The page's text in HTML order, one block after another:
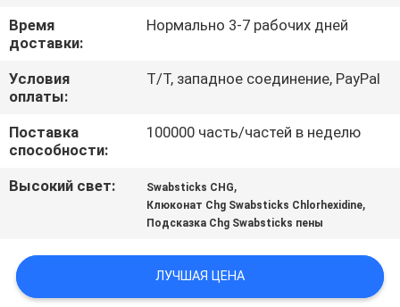
СПРОСИТЕ
ЦИТАТУ
КАРТА
САЙТА
POLICY
Время
доставки:
Нормально 3-7 рабочих дней
Условия
оплаты:
T/T, западное соединение, PayPal
Поставка
способности:
100000 часть/частей в неделю
Высокий свет: Swabsticks CHG,
Клюконат Chg Swabsticks Chlorhexidine,
Подсказка Chg Swabsticks пены
ЛУЧШАЯ ЦЕНА